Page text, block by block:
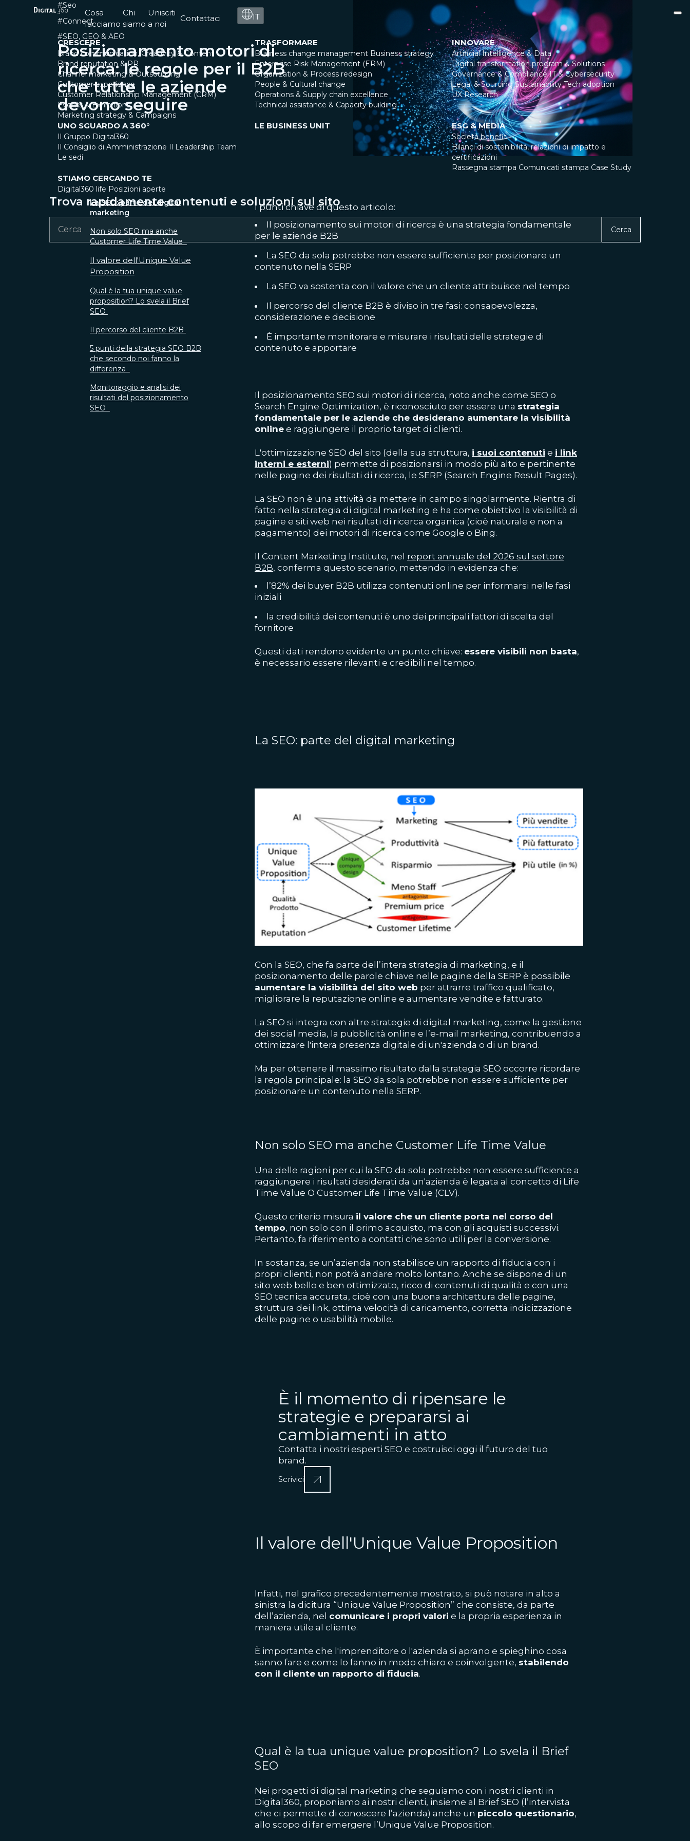
Cosa
facciamo
Chi
siamo
Unisciti
a noi
Contattaci IT
CRESCERE
Brand communication, Creativity & Content
Brand reputation & PR
Channel marketing & Outsourcing
Customer experience
Customer Relationship Management (CRM)
Events & Exhibitions
Marketing strategy & Campaigns
TRASFORMARE
Business change management Business strategy
Enterprise Risk Management (ERM)
Organization & Process redesign
People & Cultural change
Operations & Supply chain excellence
Technical assistance & Capacity building
INNOVARE
Artificial Intelligence & Data
Digital transformation program & Solutions
Governance & Compliance IT & Cybersecurity
Legal & Sourcing Sustainability Tech adoption
UX Research
UNO SGUARDO A 360°
Il Gruppo Digital360
Il Consiglio di Amministrazione Il Leadership Team
Le sedi
LE BUSINESS UNIT ESG & MEDIA
Società benefit
Bilanci di sostenibilità, relazioni di impatto e
certificazioni
Rassegna stampa Comunicati stampa Case Study
STIAMO CERCANDO TE
Digital360 life Posizioni aperte
Trova rapidamente contenuti e soluzioni sul sito
Cerca
#Seo
#Connect
#SEO, GEO & AEO
Posizionamento motori di
ricerca: le regole per il B2B
che tutte le aziende
devono seguire
La SEO: parte del digital
marketing
Non solo SEO ma anche
Customer Life Time Value
Il valore dell'Unique Value
Proposition
Qual è la tua unique value
proposition? Lo svela il Brief
SEO
Il percorso del cliente B2B
5 punti della strategia SEO B2B
che secondo noi fanno la
differenza
Monitoraggio e analisi dei
risultati del posizionamento
SEO
I punti chiave di questo articolo:
Il posizionamento sui motori di ricerca è una strategia fondamentale
per le aziende B2B
La SEO da sola potrebbe non essere sufficiente per posizionare un
contenuto nella SERP
La SEO va sostenta con il valore che un cliente attribuisce nel tempo
Il percorso del cliente B2B è diviso in tre fasi: consapevolezza,
considerazione e decisione
È importante monitorare e misurare i risultati delle strategie di
contenuto e apportare
Il posizionamento SEO sui motori di ricerca, noto anche come SEO o
Search Engine Optimization, è riconosciuto per essere una strategia
fondamentale per le aziende che desiderano aumentare la visibilità
online e raggiungere il proprio target di clienti.
L'ottimizzazione SEO del sito (della sua struttura, i suoi contenuti e i link
interni e esterni) permette di posizionarsi in modo più alto e pertinente
nelle pagine dei risultati di ricerca, le SERP (Search Engine Result Pages).
La SEO non è una attività da mettere in campo singolarmente. Rientra di
fatto nella strategia di digital marketing e ha come obiettivo la visibilità di
pagine e siti web nei risultati di ricerca organica (cioè naturale e non a
pagamento) dei motori di ricerca come Google o Bing.
Il Content Marketing Institute, nel report annuale del 2026 sul settore
B2B, conferma questo scenario, mettendo in evidenza che:
l’82% dei buyer B2B utilizza contenuti online per informarsi nelle fasi
iniziali
la credibilità dei contenuti è uno dei principali fattori di scelta del
fornitore
Questi dati rendono evidente un punto chiave: essere visibili non basta,
è necessario essere rilevanti e credibili nel tempo.
La SEO: parte del digital marketing
Con la SEO, che fa parte dell’intera strategia di marketing, e il
posizionamento delle parole chiave nelle pagine della SERP è possibile
aumentare la visibilità del sito web per attrarre traffico qualificato,
migliorare la reputazione online e aumentare vendite e fatturato.
La SEO si integra con altre strategie di digital marketing, come la gestione
dei social media, la pubblicità online e l’e-mail marketing, contribuendo a
ottimizzare l'intera presenza digitale di un'azienda o di un brand.
Ma per ottenere il massimo risultato dalla strategia SEO occorre ricordare
la regola principale: la SEO da sola potrebbe non essere sufficiente per
posizionare un contenuto nella SERP.
Non solo SEO ma anche Customer Life Time Value
Una delle ragioni per cui la SEO da sola potrebbe non essere sufficiente a
raggiungere i risultati desiderati da un'azienda è legata al concetto di Life
Time Value O Customer Life Time Value (CLV).
Questo criterio misura il valore che un cliente porta nel corso del
tempo, non solo con il primo acquisto, ma con gli acquisti successivi.
Pertanto, fa riferimento a contatti che sono utili per la conversione.
In sostanza, se un’azienda non stabilisce un rapporto di fiducia con i
propri clienti, non potrà andare molto lontano. Anche se dispone di un
sito web bello e ben ottimizzato, ricco di contenuti di qualità e con una
SEO tecnica accurata, cioè con una buona architettura delle pagine,
struttura dei link, ottima velocità di caricamento, corretta indicizzazione
delle pagine o usabilità mobile.
È il momento di ripensare le
strategie e prepararsi ai
cambiamenti in atto
Contatta i nostri esperti SEO e costruisci oggi il futuro del tuo
brand.
Scrivici
Il valore dell'Unique Value Proposition
Infatti, nel grafico precedentemente mostrato, si può notare in alto a
sinistra la dicitura “Unique Value Proposition” che consiste, da parte
dell’azienda, nel comunicare i propri valori e la propria esperienza in
maniera utile al cliente.
È importante che l'imprenditore o l'azienda si aprano e spieghino cosa
sanno fare e come lo fanno in modo chiaro e coinvolgente, stabilendo
con il cliente un rapporto di fiducia.
Qual è la tua unique value proposition? Lo svela il Brief
SEO
Nei progetti di digital marketing che seguiamo con i nostri clienti in
Digital360, proponiamo ai nostri clienti, insieme al Brief SEO (l’intervista
che ci permette di conoscere l’azienda) anche un piccolo questionario,
allo scopo di far emergere l’Unique Value Proposition.